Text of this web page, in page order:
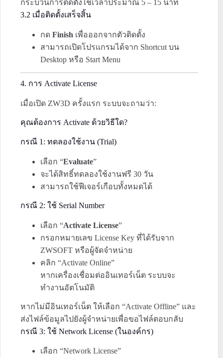
กระบวนการติดตั้งใช้เวลาประมาณ 5 – 15 นาที
3.2 เมื่อติดตั้งเสร็จสิ้น
กด Finish เพื่อออกจากตัวติดตั้ง
สามารถเปิดโปรแกรมได้จาก Shortcut บน
Desktop หรือ Start Menu
4. การ Activate License
เมื่อเปิด ZW3D ครั้งแรก ระบบจะถามว่า:
คุณต้องการ Activate ด้วยวิธีใด?
กรณี 1: ทดลองใช้งาน (Trial)
เลือก “Evaluate”
จะได้สิทธิ์ทดลองใช้งานฟรี 30 วัน
สามารถใช้ฟีเจอร์เกือบทั้งหมดได้
กรณี 2: ใช้ Serial Number
เลือก “Activate License”
กรอกหมายเลข License Key ที่ได้รับจาก
ZWSOFT หรือผู้จัดจำหน่าย
คลิก “Activate Online”
หากเครื่องเชื่อมต่ออินเทอร์เน็ต ระบบจะ
ทำงานอัตโนมัติ
หากไม่มีอินเทอร์เน็ต ให้เลือก “Activate Offline” และ
ส่งไฟล์ข้อมูลไปยังผู้จำหน่ายเพื่อขอไฟล์ตอบกลับ
กรณี 3: ใช้ Network License (ในองค์กร)
เลือก “Network License”